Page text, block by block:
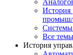
История
Все темы
История